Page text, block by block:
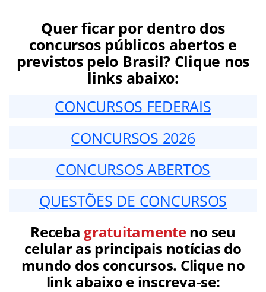
Quer ficar por dentro dos
concursos públicos abertos e
previstos pelo Brasil? Clique nos
links abaixo:
CONCURSOS FEDERAIS
CONCURSOS 2026
CONCURSOS ABERTOS
QUESTÕES DE CONCURSOS
Receba gratuitamenteno seu
celular as principais notícias do
mundo dos concursos. Clique no
link abaixo e inscreva-se: